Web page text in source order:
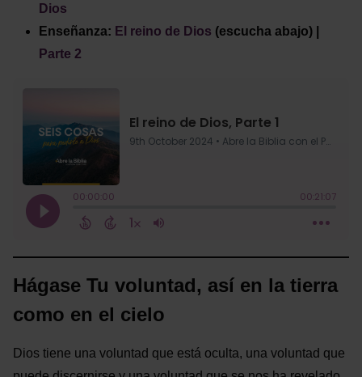
Dios
Enseñanza: El reino de Dios (escucha abajo)
Parte 2
Hágase Tu voluntad, así en la tierra
como en el cielo
Dios tiene una voluntad que está oculta, una voluntad que